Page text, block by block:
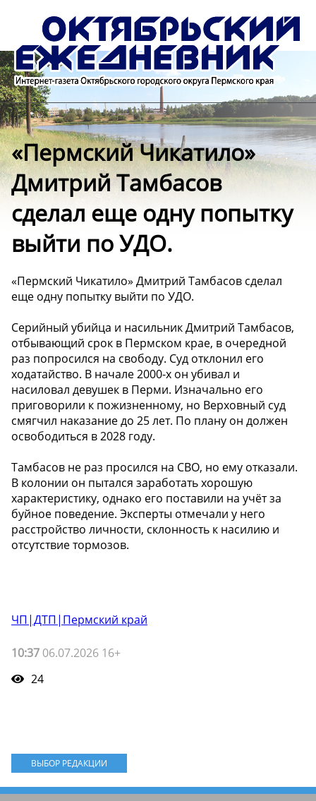
️«Пермский Чикатило»
Дмитрий Тамбасов
сделал еще одну попытку
выйти по УДО.
️«Пермский Чикатило» Дмитрий Тамбасов сделал
еще одну попытку выйти по УДО.
Серийный убийца и насильник Дмитрий Тамбасов,
отбывающий срок в Пермском крае, в очередной
раз попросился на свободу. Суд отклонил его
ходатайство. В начале 2000-х он убивал и
насиловал девушек в Перми. Изначально его
приговорили к пожизненному, но Верховный суд
смягчил наказание до 25 лет. По плану он должен
освободиться в 2028 году.
Тамбасов не раз просился на СВО, но ему отказали.
В колонии он пытался заработать хорошую
характеристику, однако его поставили на учёт за
буйное поведение. Эксперты отмечали у него
расстройство личности, склонность к насилию и
отсутствие тормозов.
ЧП|ДТП|Пермский край
10:37 06.07.2026 16+
24
ВЫБОР РЕДАКЦИИ